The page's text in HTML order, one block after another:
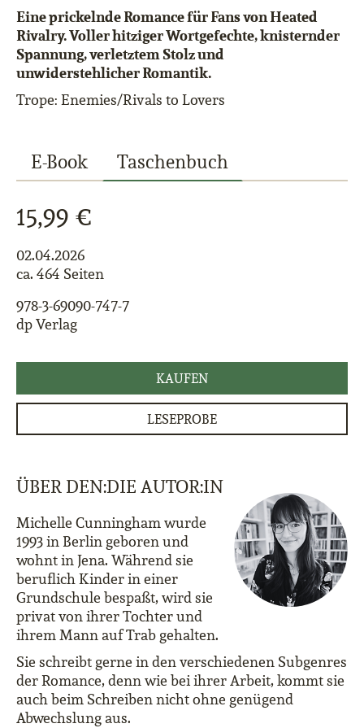
Eine prickelnde Romance für Fans von Heated
Rivalry. Voller hitziger Wortgefechte, knisternder
Spannung, verletztem Stolz und
unwiderstehlicher Romantik.
Trope: Enemies/Rivals to Lovers
E-Book Taschenbuch
15,99 €
02.04.2026
ca. 464 Seiten
978-3-69090-747-7
dp Verlag
KAUFEN
LESEPROBE
ÜBER DEN:DIE AUTOR:IN
Michelle Cunningham wurde
1993 in Berlin geboren und
wohnt in Jena. Während sie
beruflich Kinder in einer
Grundschule bespaßt, wird sie
privat von ihrer Tochter und
ihrem Mann auf Trab gehalten.
Sie schreibt gerne in den verschiedenen Subgenres
der Romance, denn wie bei ihrer Arbeit, kommt sie
auch beim Schreiben nicht ohne genügend
Abwechslung aus.